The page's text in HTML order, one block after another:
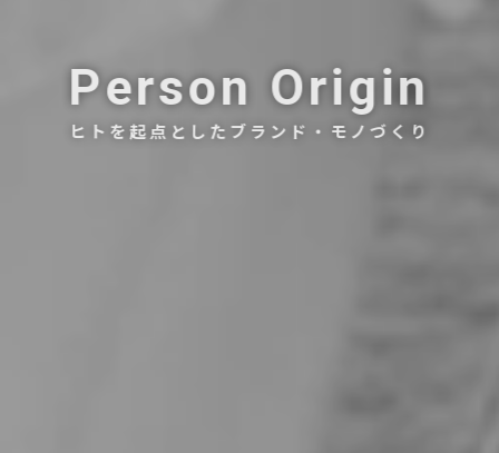
Person Origin
ヒトを起点としたブランド・モノづくり